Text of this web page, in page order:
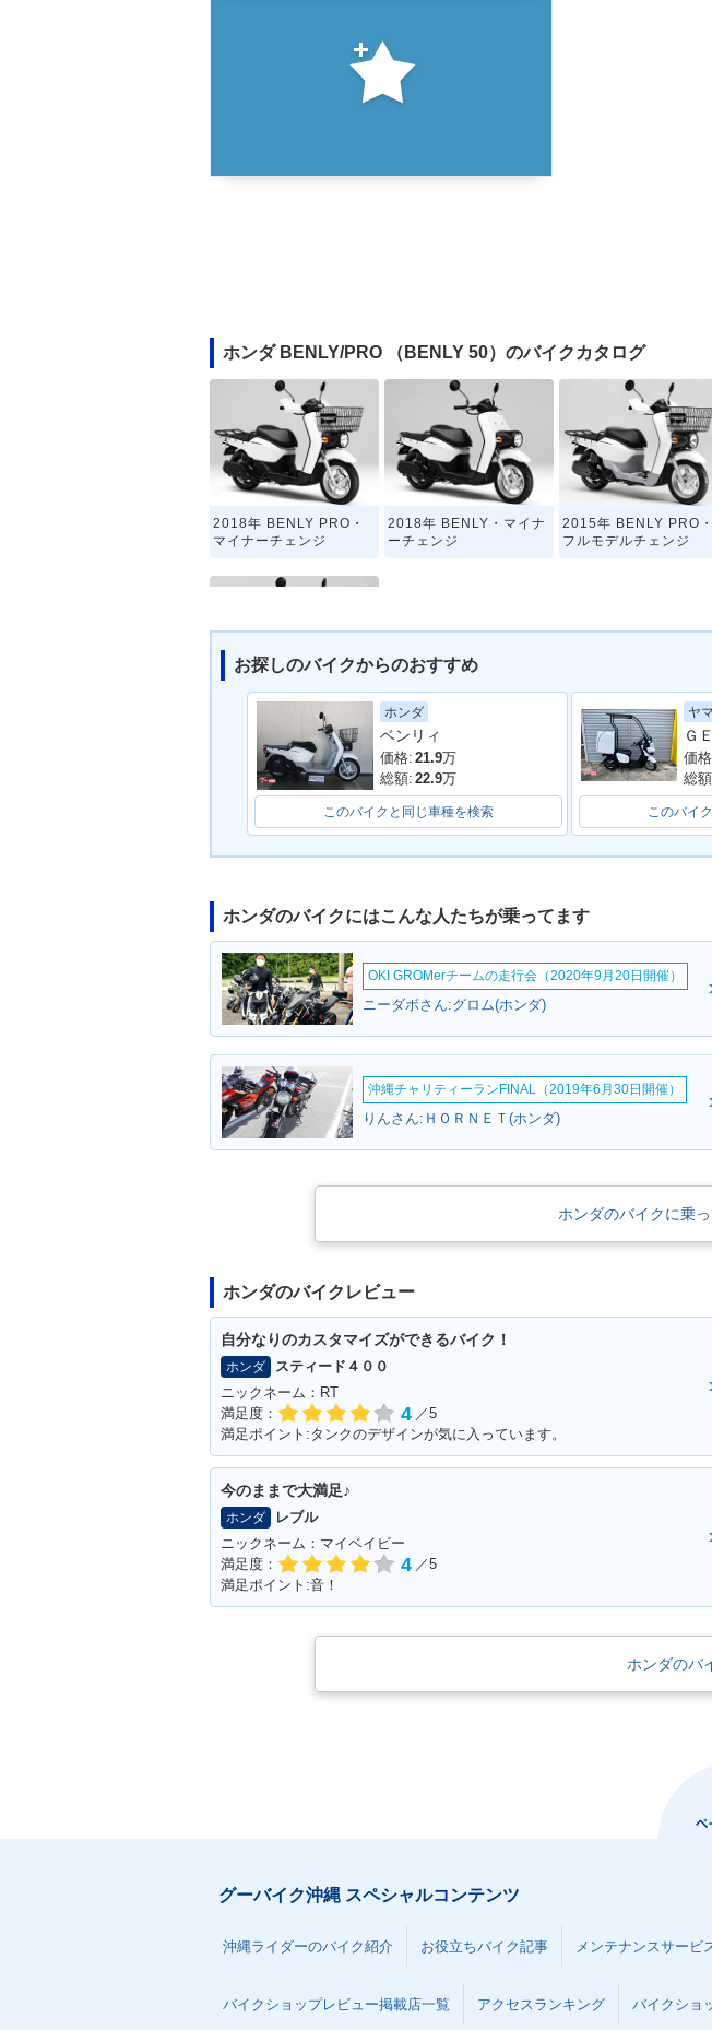
ホンダ BENLY/PRO （BENLY 50）のバイクカタログ
2018年 BENLY PRO・
マイナーチェンジ
2018年 BENLY・マイナ
ーチェンジ
2015年 BENLY PRO・
フルモデルチェンジ
2011年 BENLY・新登場
お探しのバイクからのおすすめ
ホンダ
ベンリィ
価格: 21.9万
総額: 22.9万
このバイクと同じ車種を検索
ヤ
価
総
このバイ
ホンダのバイクにはこんな人たちが乗ってます
OKI GROMerチームの走行会（2020年9月20日開催）
ニーダボさん:グロム(ホンダ)
沖縄チャリティーランFINAL（2019年6月30日開催）
りんさん:ＨＯＲＮＥＴ(ホンダ)
ホンダのバイクに乗
ホンダのバイクレビュー
自分なりのカスタマイズができるバイク！
ホンダ
スティード４００
ニックネーム：RT
満足度：
4 ／5
満足ポイント:タンクのデザインが気に入っています。
今のままで大満足♪
ホンダ
レブル
ニックネーム：マイベイビー
満足度：
4 ／5
満足ポイント:音！
ホンダのバ
グーバイク沖縄 スペシャルコンテンツ
沖縄ライダーのバイク紹介 お役立ちバイク記事 メンテナンスサービ
バイクショップレビュー掲載店一覧 アクセスランキング バイクショ